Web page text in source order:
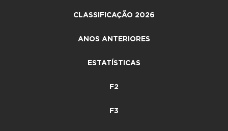
CLASSIFICAÇÃO 2026
ANOS ANTERIORES
ESTATÍSTICAS
F2
F3